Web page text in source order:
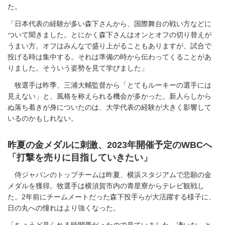
た。
「日本代表の経験が多い森下さんから、国際舞台の戦い方などに
ついて聞きました。とにかく森下さんはオンとオフの切り替えが
うまい方。オフはみんなで盛り上がることもありますが、試合で
投げる時は集中する。それは準備の時から伝わってくることがあ
りました。そういう姿勢を見て学びました」
牧選手は昨季、三浦大輔監督から「とてもルーキーの選手には
見えない」と、風格を称えられる機会が多かった。新人らしから
ぬ落ち着きが身についたのは、大学代表の経験が大きく影響して
いるのかもしれない。
昨夏の金メダルに刺激、2023年開催予定のWBCへ
「打撃を売りに目指していきたい」
侍ジャパンのトップチームは昨夏、横浜スタジアムで悲願の金
メダルを獲得。牧選手は横須賀市内の青星寮からテレビ観戦し
た。2年前にチームメートだった森下投手らが大活躍する様子に、
日の丸への憧れはより強くなった。